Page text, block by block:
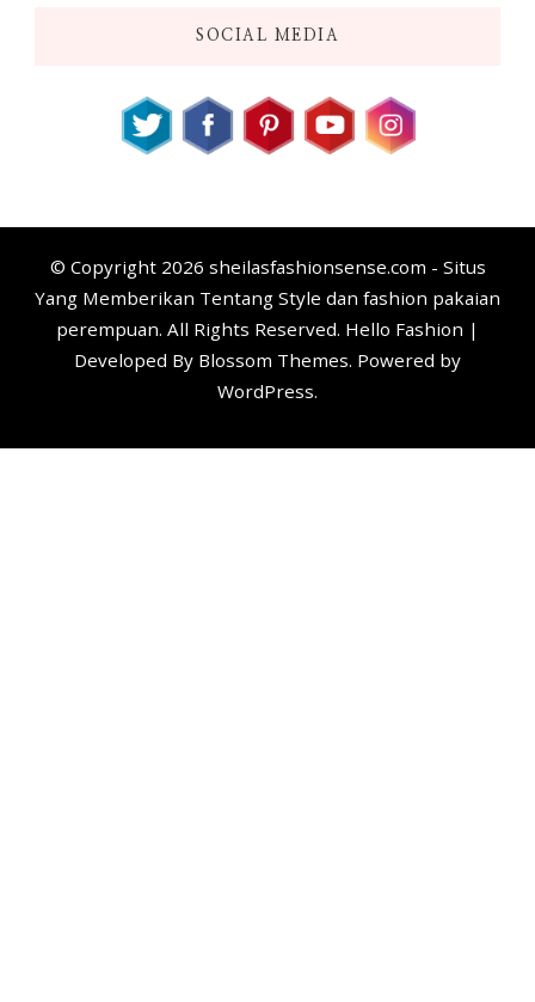
SOCIAL MEDIA
© Copyright 2026 sheilasfashionsense.com - Situs
Yang Memberikan Tentang Style dan fashion pakaian
perempuan. All Rights Reserved. Hello Fashion |
Developed By Blossom Themes. Powered by
WordPress.